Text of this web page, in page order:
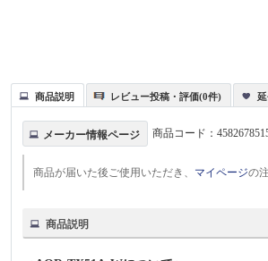
商品説明 レビュー投稿・評価(0件)
メーカー情報ページ 商品コード：
商品が届いた後ご使用いただき、 マイページの
商品説明